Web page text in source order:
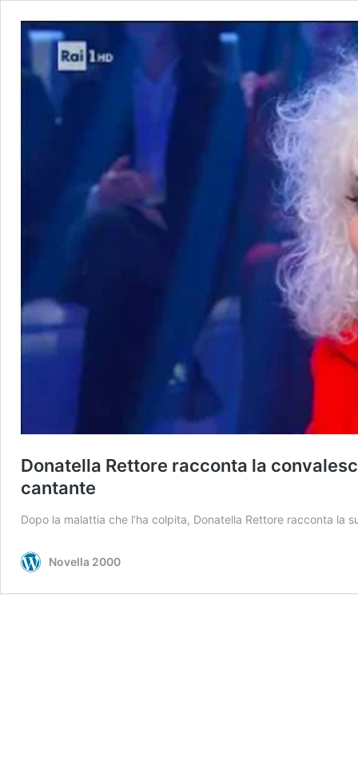
Donatella Rettore racconta la
cantante
Dopo la malattia che l’ha colpita, Donatella Rettore racconta
Novella 2000